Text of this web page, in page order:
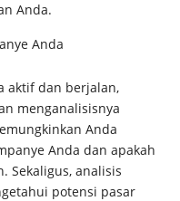
Anda.
Anda
aktif dan berjalan,
menganalisisnya
Anda
Anda dan apakah
Sekaligus, analisis
potensi pasar